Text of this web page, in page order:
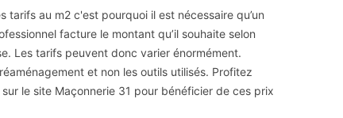
au m2 c'est pourquoi il est nécessaire qu’un
facture le montant qu’il souhaite selon
Les tarifs peuvent donc varier énormément.
et non les outils utilisés. Profitez
le site Maçonnerie 31 pour bénéficier de ces prix